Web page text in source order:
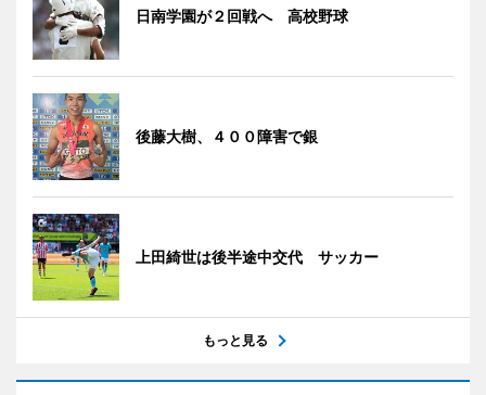
日南学園が２回戦へ 高校野球
後藤大樹、４００障害で銀
上田綺世は後半途中交代 サッカー
もっと見る